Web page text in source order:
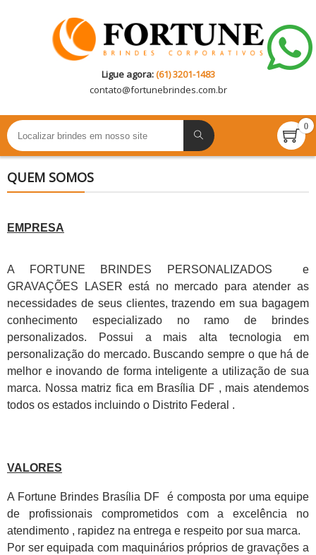
Ligue agora:(61) 3201-1483
contato@fortunebrindes.com.br
0
QUEM SOMOS
EMPRESA
A FORTUNE BRINDES PERSONALIZADOS e
GRAVAÇÕES LASER está no mercado para atender as
necessidades de seus clientes, trazendo em sua bagagem
conhecimento especializado no ramo de brindes
personalizados. Possui a mais alta tecnologia em
personalização do mercado. Buscando sempre o que há de
melhor e inovando de forma inteligente a utilização de sua
marca. Nossa matriz fica em Brasília DF , mais atendemos
todos os estados incluindo o Distrito Federal .
VALORES
A Fortune Brindes Brasília DF é composta por uma equipe
de profissionais comprometidos com a excelência no
atendimento , rapidez na entrega e respeito por sua marca.
Por ser equipada com maquinários próprios de gravações a